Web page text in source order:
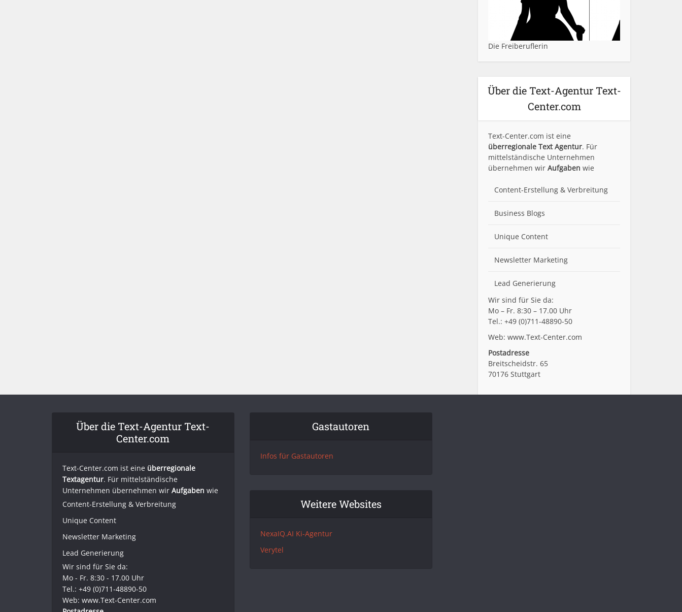
Die Freiberuflerin
Über die Text-Agentur Text-
Center.com
Text-Center.com ist eine
überregionale Text Agentur. Für
mittelständische Unternehmen
übernehmen wir Aufgaben wie
Content-Erstellung & Verbreitung
Business Blogs
Unique Content
Newsletter Marketing
Lead Generierung
Wir sind für Sie da:
Mo – Fr. 8:30 – 17.00 Uhr
Tel.: +49 (0)711-48890-50
Web: www.Text-Center.com
Postadresse
Breitscheidstr. 65
70176 Stuttgart
Über die Text-Agentur Text-
Center.com
Text-Center.com ist eine überregionale
Textagentur. Für mittelständische
Unternehmen übernehmen wir Aufgaben wie
Content-Erstellung & Verbreitung
Unique Content
Newsletter Marketing
Lead Generierung
Wir sind für Sie da:
Mo - Fr. 8:30 - 17.00 Uhr
Tel.: +49 (0)711-48890-50
Web: www.Text-Center.com
Gastautoren
Infos für Gastautoren
Weitere Websites
NexaIQ.AI Ki-Agentur
Verytel